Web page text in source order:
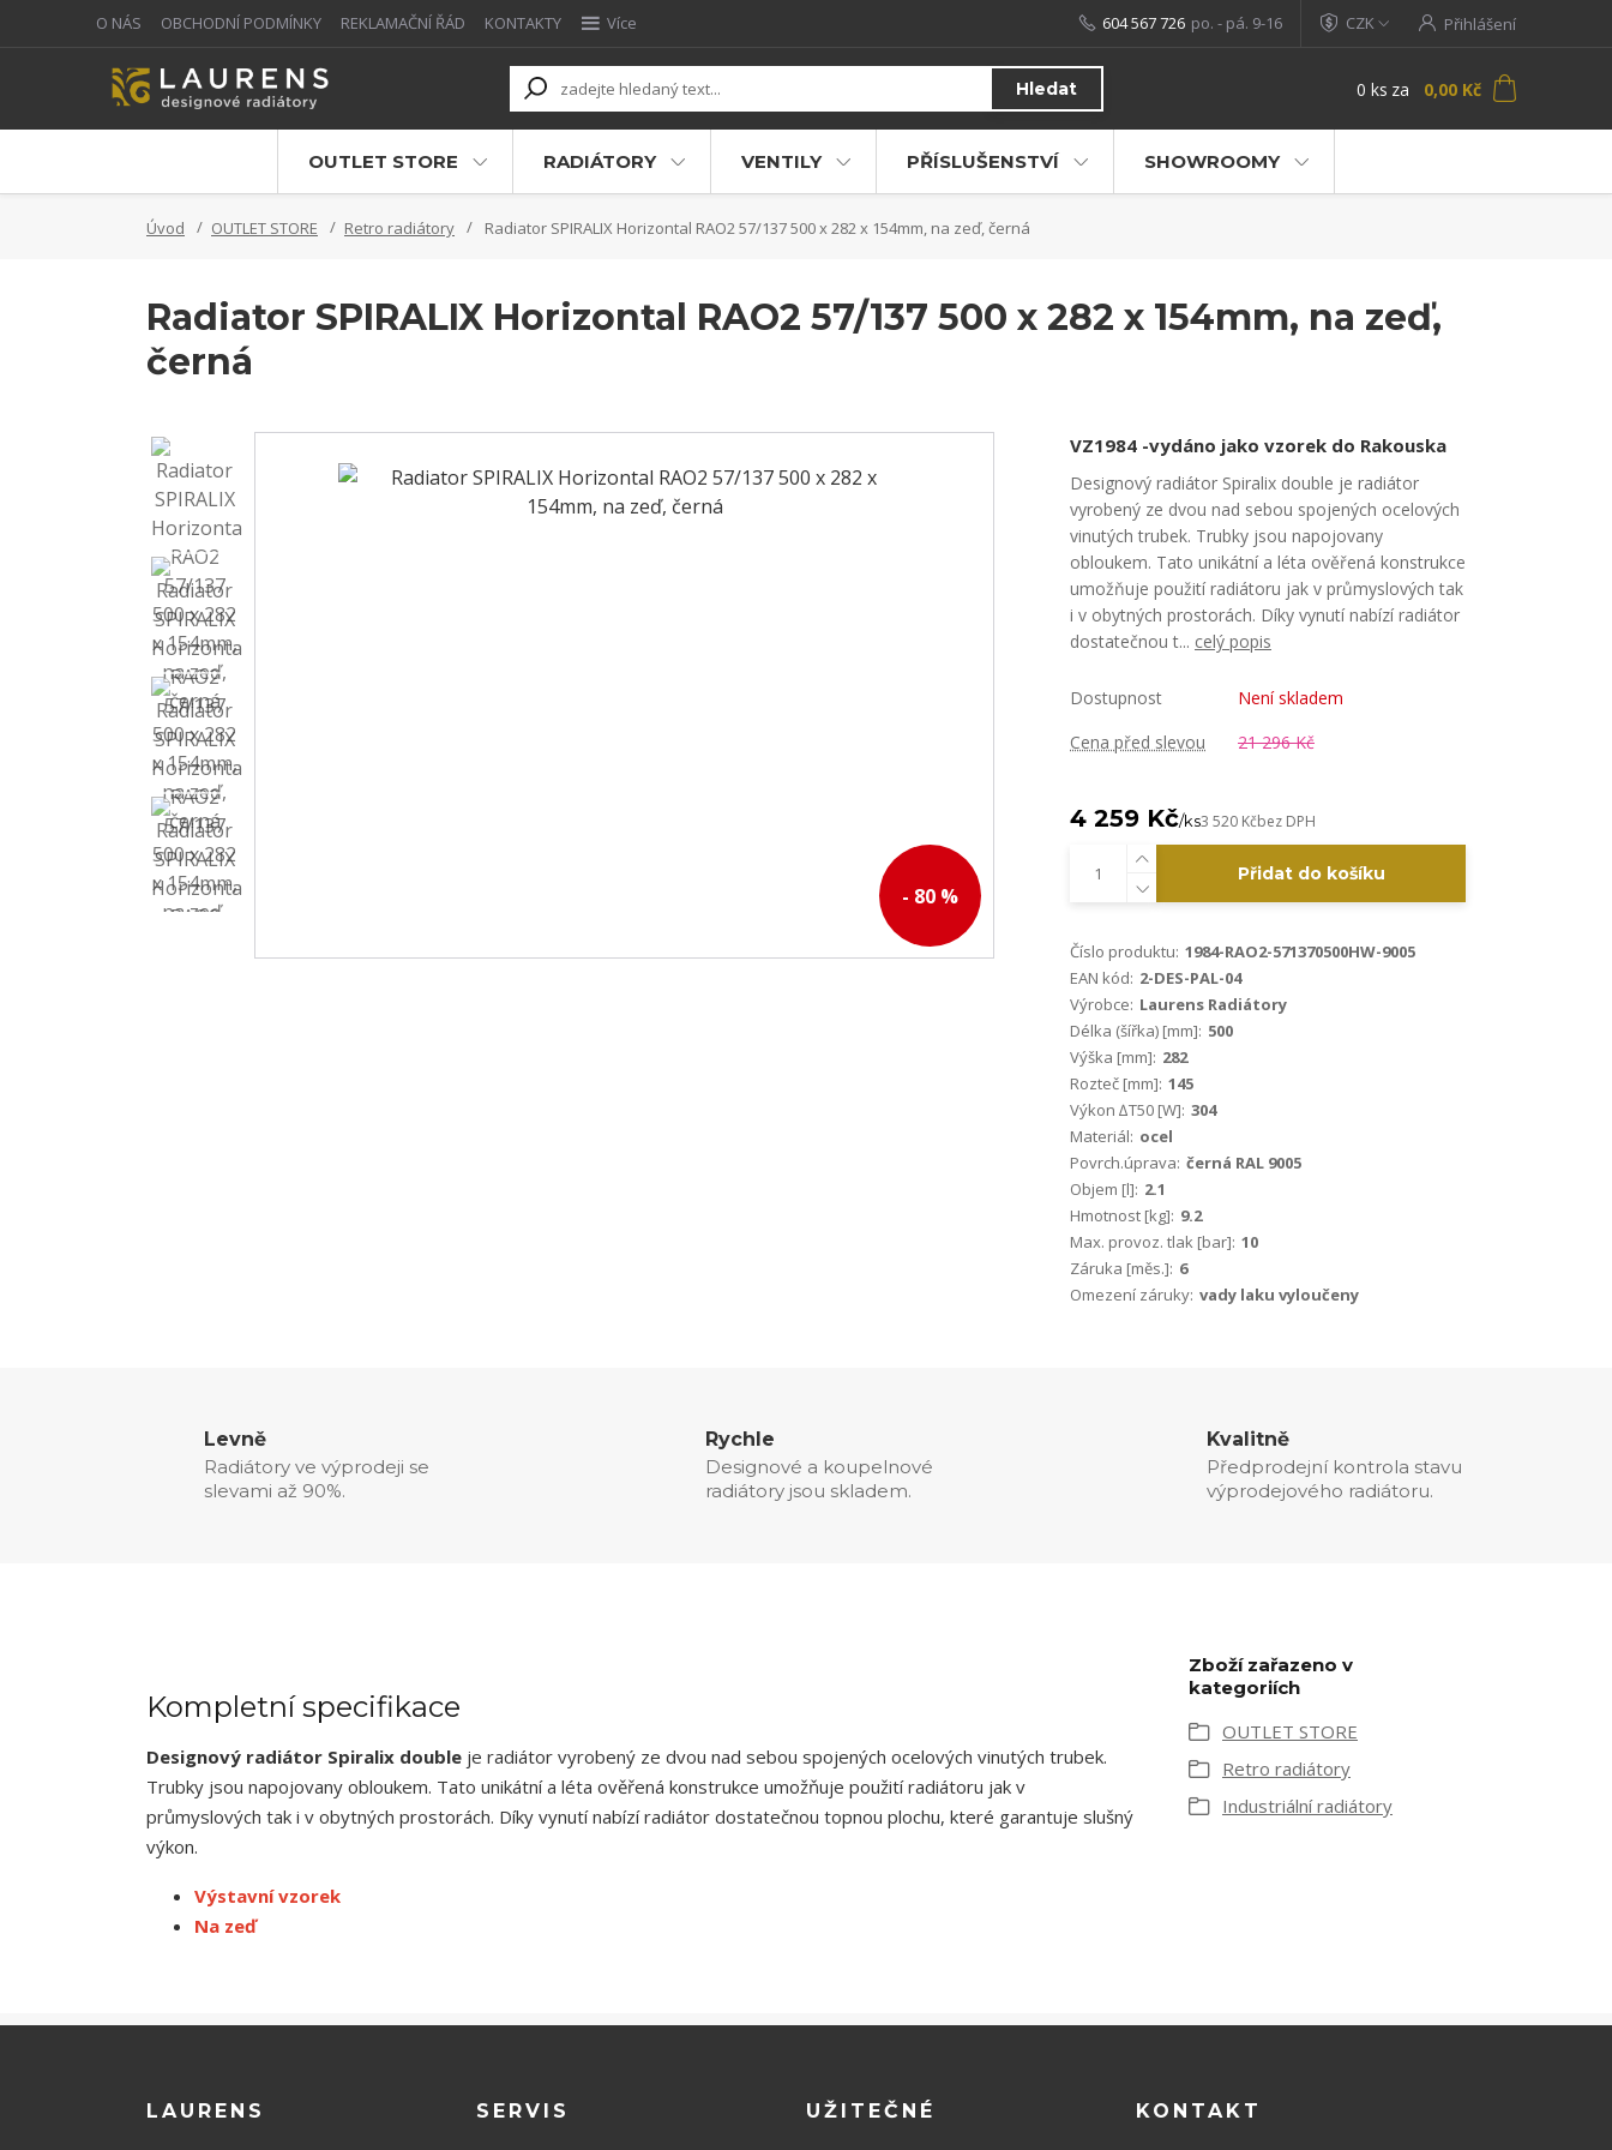
O NÁS OBCHODNÍ PODMÍNKY REKLAMAČNÍ ŘÁD KONTAKTY Více CZK Přihlášení
Hledat
604 567 726 po. - pá. 9-16
0 ks za 0,00 Kč
OUTLET STORE RADIÁTORY VENTILY PŘÍSLUŠENSTVÍ SHOWROOMY
Úvod OUTLET STORE Retro radiátory Radiator SPIRALIX Horizontal RAO2 57/137 500 x 282 x 154mm, na zeď, černá
Radiator SPIRALIX Horizontal RAO2 57/137 500 x 282 x 154mm, na zeď,
černá
- 80 %
VZ1984 -vydáno jako vzorek do Rakouska
Designový radiátor Spiralix double je radiátor
vyrobený ze dvou nad sebou spojených ocelových
vinutých trubek. Trubky jsou napojovany
obloukem. Tato unikátní a léta ověřená konstrukce
umožňuje použití radiátoru jak v průmyslových tak
i v obytných prostorách. Díky vynutí nabízí radiátor
dostatečnou t... celý popis
Dostupnost
Není skladem
Cena před slevou
21 296 Kč
4 259 Kč/ks3 520 Kčbez DPH
Přidat do košíku
Číslo produktu: 1984-RAO2-571370500HW-9005
EAN kód: 2-DES-PAL-04
Výrobce: Laurens Radiátory
Délka (šířka) [mm]: 500
Výška [mm]: 282
Rozteč [mm]: 145
Výkon ∆T50 [W]: 304
Materiál: ocel
Povrch.úprava: černá RAL 9005
Objem [l]: 2.1
Hmotnost [kg]: 9.2
Max. provoz. tlak [bar]: 10
Záruka [měs.]: 6
Omezení záruky: vady laku vyloučeny
Levně
Radiátory ve výprodeji se
slevami až 90%.
Rychle
Designové a koupelnové
radiátory jsou skladem.
Kvalitně
Předprodejní kontrola stavu
výprodejového radiátoru.
Kompletní specifikace
Designový radiátor Spiralix double je radiátor vyrobený ze dvou nad sebou spojených ocelových vinutých trubek.
Trubky jsou napojovany obloukem. Tato unikátní a léta ověřená konstrukce umožňuje použití radiátoru jak v
průmyslových tak i v obytných prostorách. Díky vynutí nabízí radiátor dostatečnou topnou plochu, které garantuje slušný
výkon.
Výstavní vzorek
Na zeď
Zboží zařazeno v
kategoriích
OUTLET STORE
Retro radiátory
Industriální radiátory
LAURENS SERVIS UŽITEČNÉ KONTAKT